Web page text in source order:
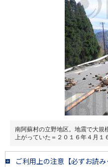
南阿蘇村の立野地区。地震で大規
上がっていた＝２０１６年４月１
ご利用上の注意【必ずお読み